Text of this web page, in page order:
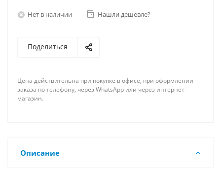
Нет в наличии Нашли дешевле?
Поделиться
Цена действительна при покупке в офисе, при оформлении
заказа по телефону, через WhatsApp или через интернет-
магазин.
Описание